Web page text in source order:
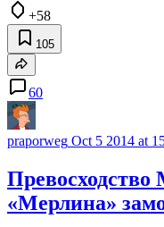
+58
105
60
praporweg Oct 5 2014 at
«Мерлина»